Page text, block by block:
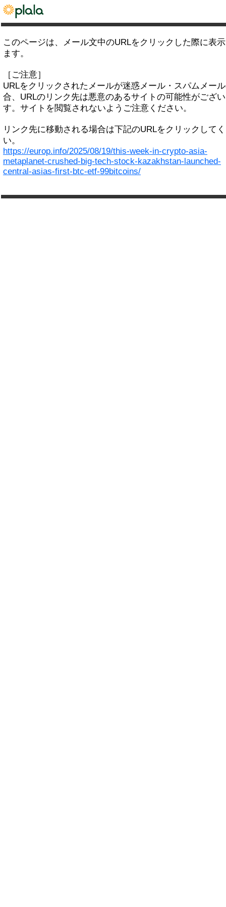
このページは、メール文中のURLをクリックした際に表
ます。
［ご注意］
URLをクリックされたメールが迷惑メール・スパムメー
合、URLのリンク先は悪意のあるサイトの可能性がござ
す。サイトを閲覧されないようご注意ください。
リンク先に移動される場合は下記のURLをクリックして
い。
https://europ.info/2025/08/19/this-week-in-crypto-asia-
metaplanet-crushed-big-tech-stock-kazakhstan-launched-
central-asias-first-btc-etf-99bitcoins/